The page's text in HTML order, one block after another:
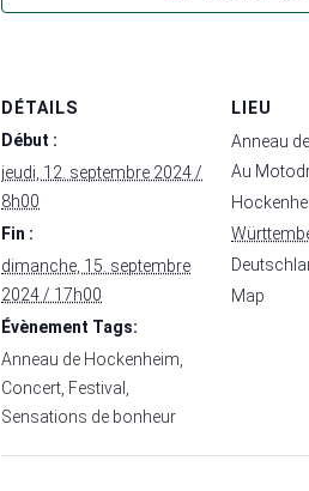
DÉTAILS
Début :
jeudi, 12. septembre 2024 /
8h00
Fin :
dimanche, 15. septembre
2024 / 17h00
Évènement Tags:
Anneau de Hockenheim
Concert Festival
Sensations de bonheur
LIEU
Anneau
Au
Map